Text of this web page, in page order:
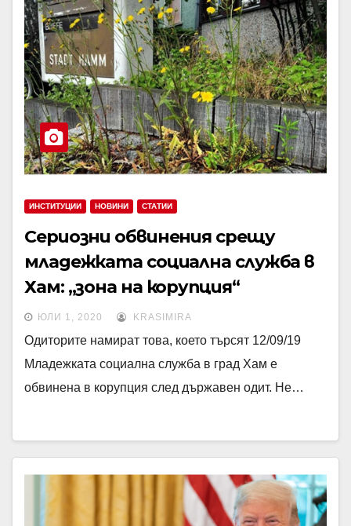
ИНСТИТУЦИИ НОВИНИ СТАТИИ
Сериозни обвинения срещу
младежката социална служба в
Хам: „зона на корупция“
ЮЛИ 1, 2020 KRASIMIRA
Одиторите намират това, което търсят 12/09/19
Младежката социална служба в град Хам е
обвинена в корупция след държавен одит. Не…